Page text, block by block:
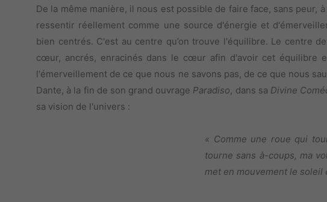
De la même manière, il nous est possible de faire face, sans peur,
ressentir réellement comme une source d'énergie et
bien centrés. C'est au centre qu’on trouve l'équilibre. Le centre
cœur, ancrés, enracinés dans le cœur afin d'avoir cet équilibre
l'émerveillement de ce que nous ne savons pas, de ce que nous
Dante, à la fin de son grand ouvrage Paradiso, dans sa Divine
sa vision de l'univers :
« Comme une roue qui
tourne sans à-coups, ma
met en mouvement le soleil